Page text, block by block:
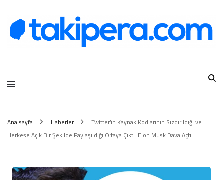
Takipera Dijital Hizmetler
Ana sayfa Haberler
Twitter’ın Kaynak Kodlarının Sızdırıldığı ve
Herkese Açık Bir Şekilde Paylaşıldığı Ortaya Çıktı: Elon Musk Dava Açtı!